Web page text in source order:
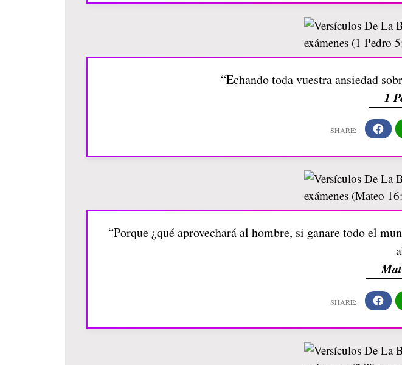
“Echando toda vuestra ansiedad
1
“Porque ¿qué aprovechará al hombre, si ganare todo el